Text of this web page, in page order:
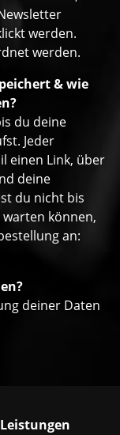
werden.
werden.
& wie
du deine
Jeder
einen Link, über
deine
du nicht bis
können,
an:
deiner Daten
Leistungen